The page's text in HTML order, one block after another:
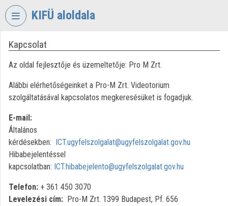
Fejléc kihagyása
KIFÜ aloldala
VIDEO
INFORMATIKAI
FEJLESZTÉSI
Intézményi kezdőlap
Bejelentkezés
Intézményi felfedezés
Kategóriák
Kapcsolat
Az oldal fejlesztője és üzemeltetője: Pro M Zrt.
Alábbi elérhetőségeinket a Pro-M Zrt. Videotorium
szolgáltatásával kapcsolatos megkeresésüket is fogadjuk.
E-mail:
Általános
kérdésekben: ICT.ugyfelszolgalat@ugyfelszolgalat.gov.hu
Hibabejelentéssel
kapcsolatban: ICT.hibabejelento@ugyfelszolgalat.gov.hu
Telefon: + 361 450 3070
Levelezési cím: Pro-M Zrt. 1399 Budapest, Pf. 656